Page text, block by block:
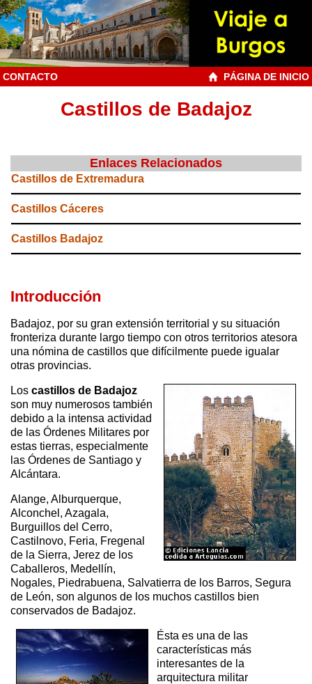
CONTACTO PÁGINA DE INICIO
Castillos de Badajoz
Enlaces Relacionados
Castillos de Extremadura
Castillos Cáceres
Castillos Badajoz
Introducción
Badajoz, por su gran extensión territorial y su situación
fronteriza durante largo tiempo con otros territorios atesora
una nómina de castillos que difícilmente puede igualar
otras provincias.
Los castillos de Badajoz
son muy numerosos también
debido a la intensa actividad
de las Órdenes Militares por
estas tierras, especialmente
las Órdenes de Santiago y
Alcántara.
Alange, Alburquerque,
Alconchel, Azagala,
Burguillos del Cerro,
Castilnovo, Feria, Fregenal
de la Sierra, Jerez de los
Caballeros, Medellín,
Nogales, Piedrabuena, Salvatierra de los Barros, Segura
de León, son algunos de los muchos castillos bien
conservados de Badajoz.
Ésta es una de las
características más
interesantes de la
arquitectura militar